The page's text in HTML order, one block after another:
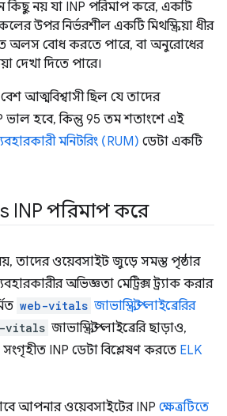
কিছু নয় যা INP পরিমাপ করে, একটি
উপর নির্ভরশীল একটি মিথস্ক্রিয়া ধীর
অলস বোধ করতে পারে, বা অনুরোধের
দেখা দিতে পারে।
আত্মবিশ্বাসী ছিল যে তাদের
ভাল হবে, কিন্তু 95 তম শতাংশে এই
মনিটরিং (RUM) ডেটা একটি
INP পরিমাপ করে
তাদের ওয়েবসাইট জুড়ে সমস্ত পৃষ্ঠার
অভিজ্ঞতা মেট্রিক্স ট্র্যাক করার
web-vitals জাভাস্ক্রিপ্ট লাইব্রেরির
vitals জাভাস্ক্রিপ্ট লাইব্রেরি ছাড়াও,
সংগৃহীত INP ডেটা বিশ্লেষণ করতে ELK
আপনার ওয়েবসাইটের INP ক্ষেত্রটিতে